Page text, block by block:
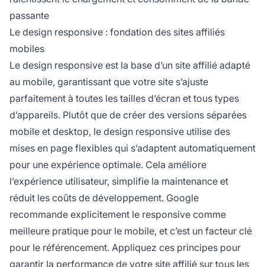
passante
Le design responsive : fondation des sites affiliés
mobiles
Le design responsive est la base d’un site affilié adapté
au mobile, garantissant que votre site s’ajuste
parfaitement à toutes les tailles d’écran et tous types
d’appareils. Plutôt que de créer des versions séparées
mobile et desktop, le design responsive utilise des
mises en page flexibles qui s’adaptent automatiquement
pour une expérience optimale. Cela améliore
l’expérience utilisateur, simplifie la maintenance et
réduit les coûts de développement. Google
recommande explicitement le responsive comme
meilleure pratique pour le mobile, et c’est un facteur clé
pour le référencement. Appliquez ces principes pour
garantir la performance de votre site affilié sur tous les